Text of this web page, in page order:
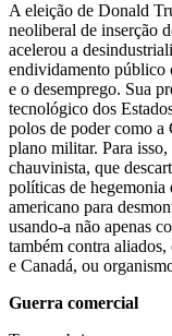
A eleição de Donald
neoliberal de inserção
acelerou a
endividamento público
e o desemprego. Sua
tecnológico dos
polos de poder como a
plano militar. Para
chauvinista, que
políticas de
americano para
usando-a não apenas
também contra
e Canadá, ou
Guerra comercial